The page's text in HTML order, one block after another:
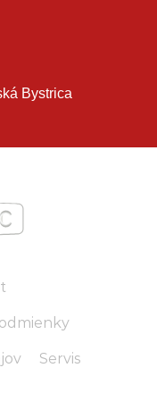
Bystrica
Servis